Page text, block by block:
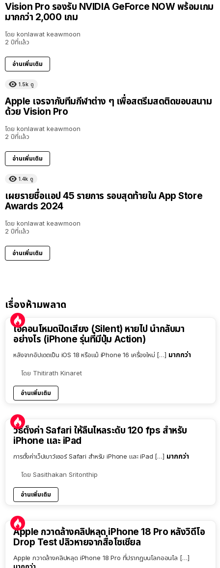
Vision Pro รองรับ NVIDIA GeForce NOW พร้อมเกม
มากกว่า 2,000 เกม
โดย konlawat keawmoon
2 ปีที่แล้ว
อ่านเพิ่มเติม
1.5k ดู
Apple เจรจากับทีมกีฬาต่าง ๆ เพื่อสตรีมสดติดขอบสนาม
ด้วย Vision Pro
โดย konlawat keawmoon
2 ปีที่แล้ว
อ่านเพิ่มเติม
1.4k ดู
เผยรายชื่อแอป 45 รายการ รอบสุดท้ายใน App Store
Awards 2024
โดย konlawat keawmoon
2 ปีที่แล้ว
อ่านเพิ่มเติม
เรื่องห้ามพลาด
ไอคอนโหมดปิดเสียง (Silent) หายไป นำกลับมา
อย่างไร (iPhone รุ่นที่มีปุ่ม Action)
หลังจากอัปเดตเป็น iOS 18 หรือแม้ iPhone 16 เครื่องใหม่ […] มากกว่า
โดย Thitirath Kinaret
อ่านเพิ่มเติม
วิธีตั้งค่า Safari ให้ลื่นไหลระดับ 120 fps สำหรับ
iPhone และ iPad
การตั้งค่าเว็ปเบาว์เซอร์ Safari สำหรับ iPhone และ iPad […] มากกว่า
โดย Sasithakan Sritonthip
อ่านเพิ่มเติม
Apple กวาดล้างคลิปหลุด iPhone 18 Pro หลังวิดีโอ
Drop Test ปลิวหายจากสื่อโซเชียล
Apple กวาดล้างคลิปหลุด iPhone 18 Pro ที่ปรากฏบนโลกออนไล […]